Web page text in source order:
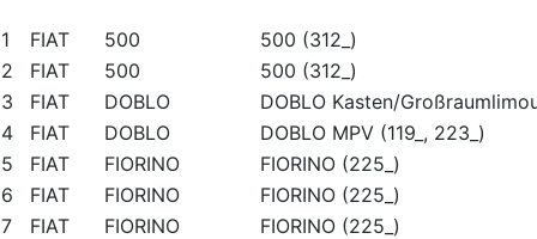
1 FIAT 500
500 (312_)
2
FIAT 500
500 (312_)
3
FIAT DOBLO
DOBLO Kasten/
4
FIAT DOBLO
DOBLO MPV (119_, 223_)
5
FIAT FIORINO
FIORINO (225_)
6
FIAT FIORINO
FIORINO (225_)
7
FIAT FIORINO
FIORINO (225_)